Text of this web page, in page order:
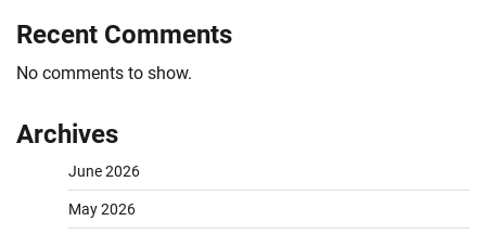
Recent Comments
No comments to show.
Archives
June 2026
May 2026